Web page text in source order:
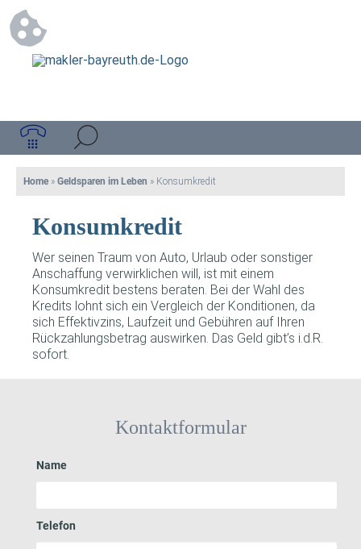
Home » Geldsparen im Leben » Konsumkredit
Konsumkredit
Wer seinen Traum von Auto, Urlaub oder sonstiger
Anschaffung verwirklichen will, ist mit einem
Konsumkredit bestens beraten. Bei der Wahl des
Kredits lohnt sich ein Vergleich der Konditionen, da
sich Effektivzins, Laufzeit und Gebühren auf Ihren
Rückzahlungsbetrag auswirken. Das Geld gibt’s i.d.R.
sofort.
Kontaktformular
Name
Telefon